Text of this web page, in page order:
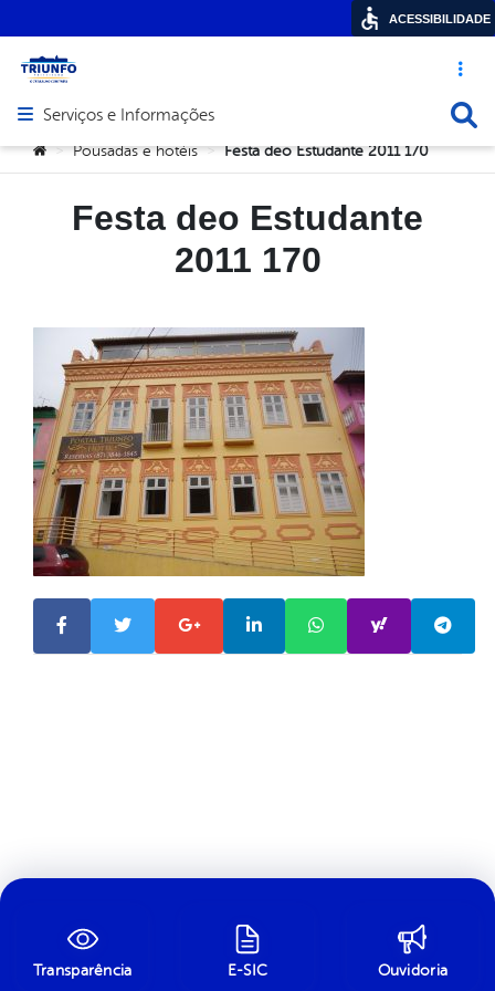
Acesso
Abrir menu principal de navegação
Serviços e Informações
Você está aqui:
> Pousadas e hotéis > Festa deo Estudante 2011 170
Festa deo Estudante
2011 170
Transparência E-SIC Ouvidoria
ACESSIBILIDADE